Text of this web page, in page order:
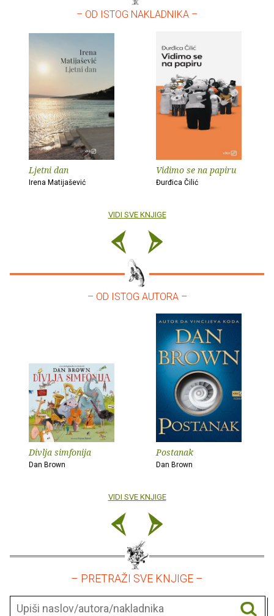
– OD ISTOG NAKLADNIKA –
Ljetni dan
Irena Matijašević
Vidimo se na papiru
Đurđica Čilić
VIDI SVE KNJIGE
– OD ISTOG AUTORA –
Divlja simfonija
Dan Brown
Postanak
Dan Brown
VIDI SVE KNJIGE
– PRETRAŽI SVE KNJIGE –